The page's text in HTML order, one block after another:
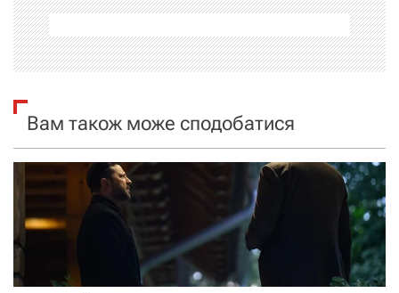
ц
і
я
з
а
п
и
Вам також може сподобатися